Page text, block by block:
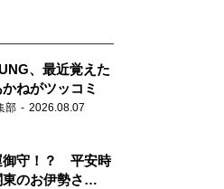
、最近覚えた
ねがツッコミ
部 2026.08.07
御守！？ 平安時
のお伊勢さ